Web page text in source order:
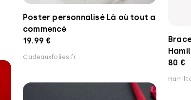
Poster personnalisé Là où tout a
commencé
19.99 €
Cadeauxfolies.fr
80 €